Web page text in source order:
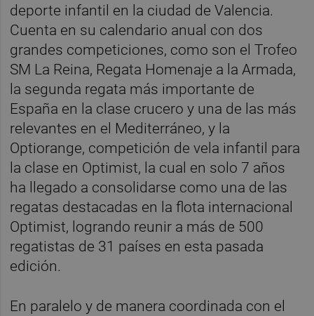
deporte infantil en la ciudad de Valencia.
Cuenta en su calendario anual con dos
grandes competiciones, como son el Trofeo
SM La Reina, Regata Homenaje a la Armada,
la segunda regata más importante de
España en la clase crucero y una de las más
relevantes en el Mediterráneo, y la
Optiorange, competición de vela infantil para
la clase en Optimist, la cual en solo 7 años
ha llegado a consolidarse como una de las
regatas destacadas en la flota internacional
Optimist, logrando reunir a más de 500
regatistas de 31 países en esta pasada
edición.
En paralelo y de manera coordinada con el